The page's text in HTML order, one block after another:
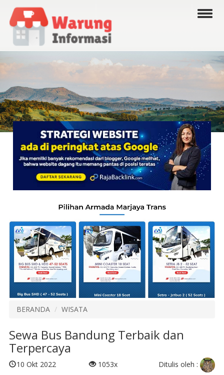
BERANDA WISATA
Sewa Bus Bandung Terbaik dan
Terpercaya
10 Okt 2022 1053x Ditulis oleh :